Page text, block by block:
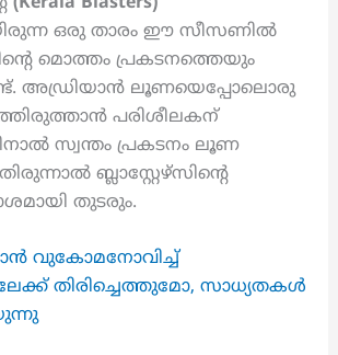
ഒരു താരം ഈ സീസണിൽ
മൊത്തം പ്രകടനത്തെയും
അഡ്രിയാൻ ലൂണയെപ്പോലൊരു
പരിശീലകന്
സ്വന്തം പ്രകടനം ലൂണ
ബ്ലാസ്റ്റേഴ്‌സിന്റെ
തുടരും.
വുകോമനോവിച്ച്
തിരിച്ചെത്തുമോ, സാധ്യതകൾ